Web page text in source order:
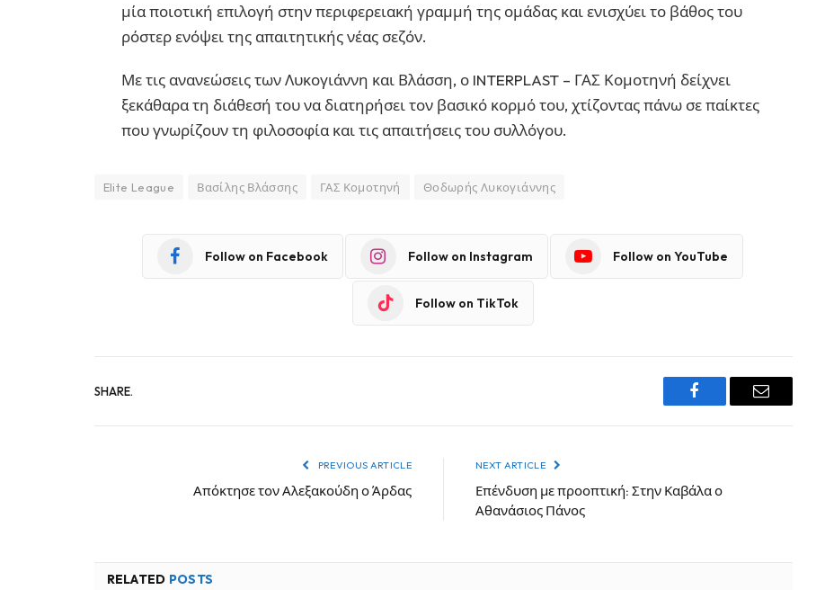
μία ποιοτική επιλογή στην περιφερειακή γραμμή της ομάδας και ενισχύει το βάθος του
ρόστερ ενόψει της απαιτητικής νέας σεζόν.
Με τις ανανεώσεις των Λυκογιάννη και Βλάσση, ο INTERPLAST – ΓΑΣ Κομοτηνή δείχνει
ξεκάθαρα τη διάθεσή του να διατηρήσει τον βασικό κορμό του, χτίζοντας πάνω σε παίκτες
που γνωρίζουν τη φιλοσοφία και τις απαιτήσεις του συλλόγου.
Elite League Βασίλης Βλάσσης ΓΑΣ Κομοτηνή Θοδωρής Λυκογιάννης
Follow on Facebook Follow on Instagram Follow on YouTube
Follow on TikTok
SHARE.
Facebook Email
PREVIOUS ARTICLE
Απόκτησε τον Αλεξακούδη ο Άρδας
NEXT ARTICLE
Επένδυση με προοπτική: Στην Καβάλα ο
Αθανάσιος Πάνος
RELATED POSTS